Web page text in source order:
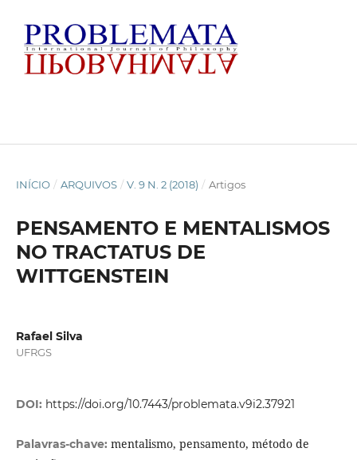
INÍCIO / ARQUIVOS / V. 9 N. 2 (2018) / Artigos
PENSAMENTO E MENTALISMOS
NO TRACTATUS DE
WITTGENSTEIN
Rafael Silva
UFRGS
DOI: https://doi.org/10.7443/problemata.v9i2.37921
Palavras-chave: mentalismo, pensamento, método de